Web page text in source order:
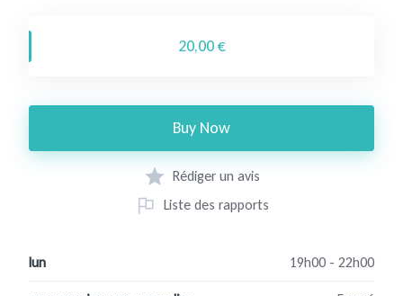
20,00 €
Buy Now
Rédiger un avis
Liste des rapports
lun 19h00 - 22h00